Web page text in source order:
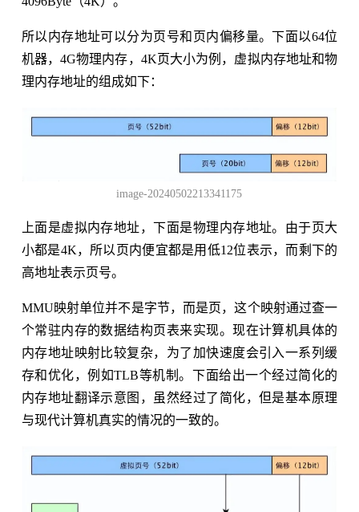
所以内存地址可以分为页号和页内偏移量。下面以64位
机器，4G物理内存，4K页大小为例，虚拟内存地址和物
理内存地址的组成如下：
image-20240502213341175
上面是虚拟内存地址，下面是物理内存地址。由于页大
小都是4K，所以页内便宜都是用低12位表示，而剩下的
高地址表示页号。
MMU映射单位并不是字节，而是页，这个映射通过查一
个常驻内存的数据结构页表来实现。现在计算机具体的
内存地址映射比较复杂，为了加快速度会引入一系列缓
存和优化，例如TLB等机制。下面给出一个经过简化的
内存地址翻译示意图，虽然经过了简化，但是基本原理
与现代计算机真实的情况的一致的。